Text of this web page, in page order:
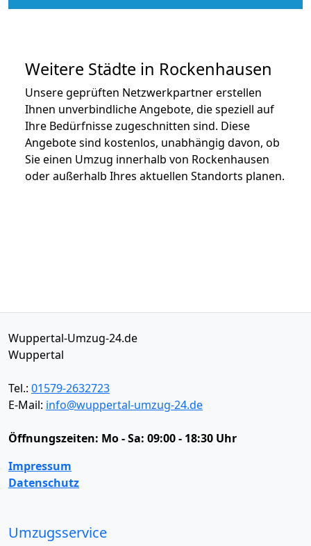
Weitere Städte in Rockenhausen
Unsere geprüften Netzwerkpartner erstellen
Ihnen unverbindliche Angebote, die speziell auf
Ihre Bedürfnisse zugeschnitten sind. Diese
Angebote sind kostenlos, unabhängig davon, ob
Sie einen Umzug innerhalb von Rockenhausen
oder außerhalb Ihres aktuellen Standorts planen.
Wuppertal-Umzug-24.de
Wuppertal
Tel.: 01579-2632723
E-Mail: info@wuppertal-umzug-24.de
Öffnungszeiten: Mo - Sa: 09:00 - 18:30 Uhr
Impressum
Datenschutz
Umzugsservice